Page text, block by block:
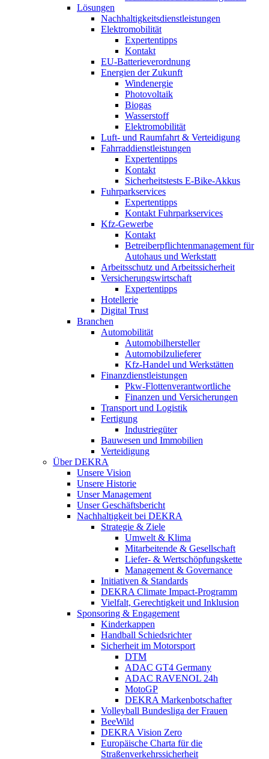
Lösungen
Nachhaltigkeitsdienstleistungen
Elektromobilität
Expertentipps
Kontakt
EU-Batterieverordnung
Energien der Zukunft
Windenergie
Photovoltaik
Biogas
Wasserstoff
Elektromobilität
Luft- und Raumfahrt & Verteidigung
Fahrraddienstleistungen
Expertentipps
Kontakt
Sicherheitstests E-Bike-Akkus
Fuhrparkservices
Expertentipps
Kontakt Fuhrparkservices
Kfz-Gewerbe
Kontakt
Betreiberpflichtenmanagement für
Autohaus und Werkstatt
Arbeitsschutz und Arbeitssicherheit
Versicherungswirtschaft
Expertentipps
Hotellerie
Digital Trust
Branchen
Automobilität
Automobilhersteller
Automobilzulieferer
Kfz-Handel und Werkstätten
Finanzdienstleistungen
Pkw‑Flottenverantwortliche
Finanzen und Versicherungen
Transport und Logistik
Fertigung
Industriegüter
Bauwesen und Immobilien
Verteidigung
Über DEKRA
Unsere Vision
Unsere Historie
Unser Management
Unser Geschäftsbericht
Nachhaltigkeit bei DEKRA
Strategie & Ziele
Umwelt & Klima
Mitarbeitende & Gesellschaft
Liefer- & Wertschöpfungskette
Management & Governance
Initiativen & Standards
DEKRA Climate Impact-Programm
Vielfalt, Gerechtigkeit und Inklusion​
Sponsoring & Engagement
Kinderkappen
Handball Schiedsrichter
Sicherheit im Motorsport
DTM
ADAC GT4 Germany
ADAC RAVENOL 24h
MotoGP
DEKRA Markenbotschafter
Volleyball Bundesliga der Frauen
BeeWild
DEKRA Vision Zero
Europäische Charta für die
Straßenverkehrssicherheit